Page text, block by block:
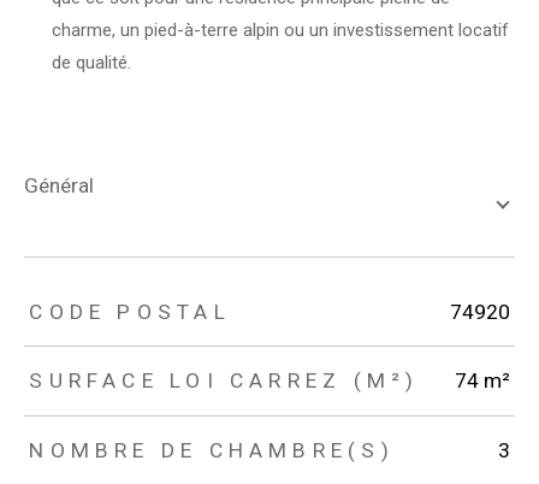
charme, un pied-à-terre alpin ou un investissement locatif
de qualité.
général
TRAD_ZEPHYR_Caracteristique TRAD_ZEPHYR_Valeurs
CODE POSTAL 74920
SURFACE LOI CARREZ (M²) 74 m²
NOMBRE DE CHAMBRE(S) 3